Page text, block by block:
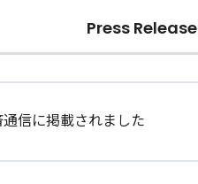
Press Release
通信に掲載されました